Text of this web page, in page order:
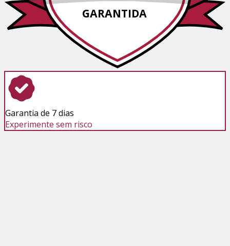
GARANTIDA
Garantia de 7 dias
Experimente sem risco